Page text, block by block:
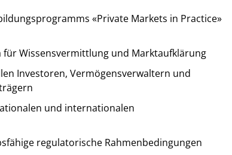
«Private Markets in Practice»
Wissensvermittlung und Marktaufklärung
Investoren, Vermögensverwaltern und
und internationalen
regulatorische Rahmenbedingungen